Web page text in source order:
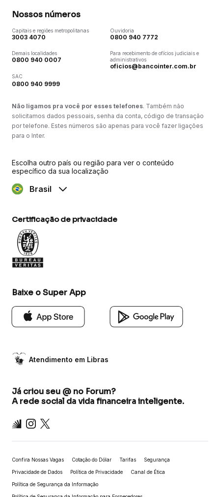
Nossos números
Capitais e regiões metropolitanas
3003 4070
Demais localidades
0800 940 0007
SAC
0800 940 9999
Ouvidoria
0800 940 7772
Para recebimento de ofícios judiciais e
administrativos
oficios@bancointer.com.br
Não ligamos pra você por esses telefones. Também não
solicitamos dados pessoais, senha da conta, código de transação
por telefone. Estes números são apenas para você fazer ligações
para o Inter.
Escolha outro país ou região para ver o conteúdo
específico da sua localização
Brasil
Certificação de privacidade
Baixe o Super App
Atendimento em Libras
Já criou seu @ no Forum?
A rede social da vida financeira inteligente.
Inter Instagram
X
Confira Nossas Vagas Cotação do Dólar Tarifas Segurança
Privacidade de Dados Política de Privacidade Canal de Ética
Política de Segurança da Informação